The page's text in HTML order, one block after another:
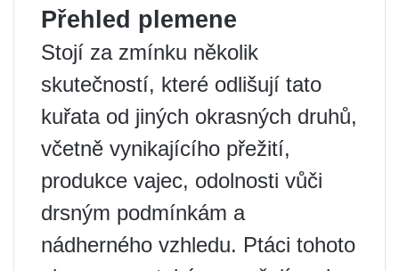
Přehled plemene
Stojí za zmínku několik
skutečností, které odlišují tato
kuřata od jiných okrasných druhů,
včetně vynikajícího přežití,
produkce vajec, odolnosti vůči
drsným podmínkám a
nádherného vzhledu. Ptáci tohoto